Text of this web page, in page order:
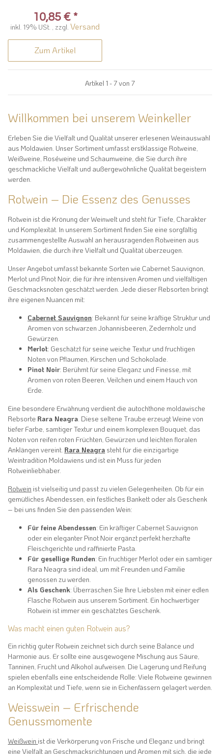
10,85 € *
inkl. 19% USt. , zzgl. Versand
Zum Artikel
Artikel 1 - 7 von 7
Willkommen bei unserem Weinkeller
Erleben Sie die Vielfalt und Qualität unserer erlesenen Weinauswahl
aus Moldawien. Unser Sortiment umfasst erstklassige Rotweine,
Weißweine, Roséweine und Schaumweine, die Sie durch ihre
geschmackliche Vielfalt und außergewöhnliche Qualität begeistern
werden.
Rotwein – Die Essenz des Genusses
Rotwein ist die Krönung der Weinwelt und steht für Tiefe, Charakter
und Komplexität. In unserem Sortiment finden Sie eine sorgfältig
zusammengestellte Auswahl an herausragenden Rotweinen aus
Moldawien, die durch ihre Vielfalt und Qualität überzeugen.
Unser Angebot umfasst bekannte Sorten wie Cabernet Sauvignon,
Merlot und Pinot Noir, die für ihre intensiven Aromen und vielfältigen
Geschmacksnoten geschätzt werden. Jede dieser Rebsorten bringt
ihre eigenen Nuancen mit:
Cabernet Sauvignon: Bekannt für seine kräftige Struktur und
Aromen von schwarzen Johannisbeeren, Zedernholz und
Gewürzen.
Merlot: Geschätzt für seine weiche Textur und fruchtigen
Noten von Pflaumen, Kirschen und Schokolade.
Pinot Noir: Berühmt für seine Eleganz und Finesse, mit
Aromen von roten Beeren, Veilchen und einem Hauch von
Erde.
Eine besondere Erwähnung verdient die autochthone moldawische
Rebsorte Rara Neagra. Diese seltene Traube erzeugt Weine von
tiefer Farbe, samtiger Textur und einem komplexen Bouquet, das
Noten von reifen roten Früchten, Gewürzen und leichten floralen
Anklängen vereint. Rara Neagra steht für die einzigartige
Weintradition Moldawiens und ist ein Muss für jeden
Rotweinliebhaber.
Rotwein ist vielseitig und passt zu vielen Gelegenheiten. Ob für ein
gemütliches Abendessen, ein festliches Bankett oder als Geschenk
– bei uns finden Sie den passenden Wein:
Für feine Abendessen: Ein kräftiger Cabernet Sauvignon
oder ein eleganter Pinot Noir ergänzt perfekt herzhafte
Fleischgerichte und raffinierte Pasta.
Für gesellige Runden: Ein fruchtiger Merlot oder ein samtiger
Rara Neagra sind ideal, um mit Freunden und Familie
genossen zu werden.
Als Geschenk: Überraschen Sie Ihre Liebsten mit einer edlen
Flasche Rotwein aus unserem Sortiment. Ein hochwertiger
Rotwein ist immer ein geschätztes Geschenk.
Was macht einen guten Rotwein aus?
Ein richtig guter Rotwein zeichnet sich durch seine Balance und
Harmonie aus. Er sollte eine ausgewogene Mischung aus Säure,
Tanninen, Frucht und Alkohol aufweisen. Die Lagerung und Reifung
spielen ebenfalls eine entscheidende Rolle: Viele Rotweine gewinnen
an Komplexität und Tiefe, wenn sie in Eichenfässern gelagert werden.
Weisswein – Erfrischende
Genussmomente
Weißwein ist die Verkörperung von Frische und Eleganz und bringt
eine Vielfalt an Geschmacksrichtungen und Aromen mit sich, die jede